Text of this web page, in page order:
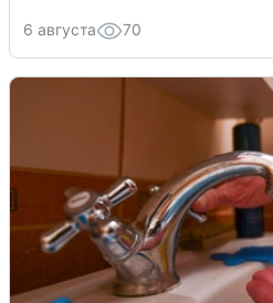
6 августа 70